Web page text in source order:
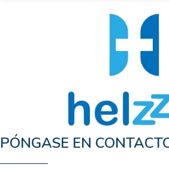
PÓNGASE EN